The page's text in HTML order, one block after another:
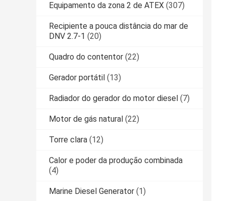
Equipamento da zona 2 de ATEX (307)
Recipiente a pouca distância do mar de
DNV 2.7-1 (20)
Quadro do contentor (22)
Gerador portátil (13)
Radiador do gerador do motor diesel (7)
Motor de gás natural (22)
Torre clara (12)
Calor e poder da produção combinada
(4)
Marine Diesel Generator (1)